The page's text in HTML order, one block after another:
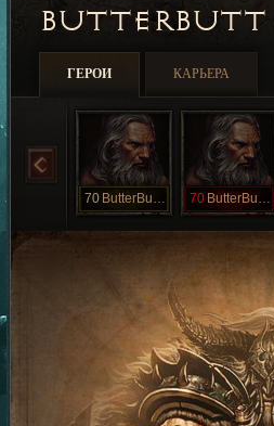
BUTTERBUTT
ГЕРОИ КАРЬЕРА
70 ButterButtBR 70 ButterButtBR